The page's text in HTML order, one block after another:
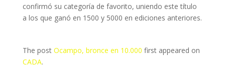
confirmó su categoría de favorito, uniendo este título
a los que ganó en 1500 y 5000 en ediciones anteriores.
The post Ocampo, bronce en 10.000 first appeared on
CADA.